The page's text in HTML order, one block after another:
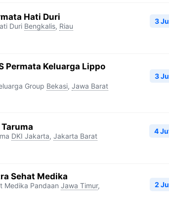
Hati Duri
Duri Bengkalis, Riau
3
Permata Keluarga Lippo
Group Bekasi, Jawa Barat
3
DKI Jakarta, Jakarta Barat
4
Sehat Medika
Medika Pandaan Jawa Timur,
2